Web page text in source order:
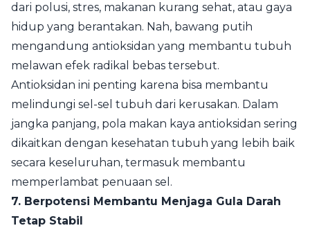
dari polusi, stres, makanan kurang sehat, atau gaya
hidup yang berantakan. Nah, bawang putih
mengandung antioksidan yang membantu tubuh
melawan efek radikal bebas tersebut.
Antioksidan ini penting karena bisa membantu
melindungi sel-sel tubuh dari kerusakan. Dalam
jangka panjang, pola makan kaya antioksidan sering
dikaitkan dengan kesehatan tubuh yang lebih baik
secara keseluruhan, termasuk membantu
memperlambat penuaan sel.
7. Berpotensi Membantu Menjaga Gula Darah
Tetap Stabil